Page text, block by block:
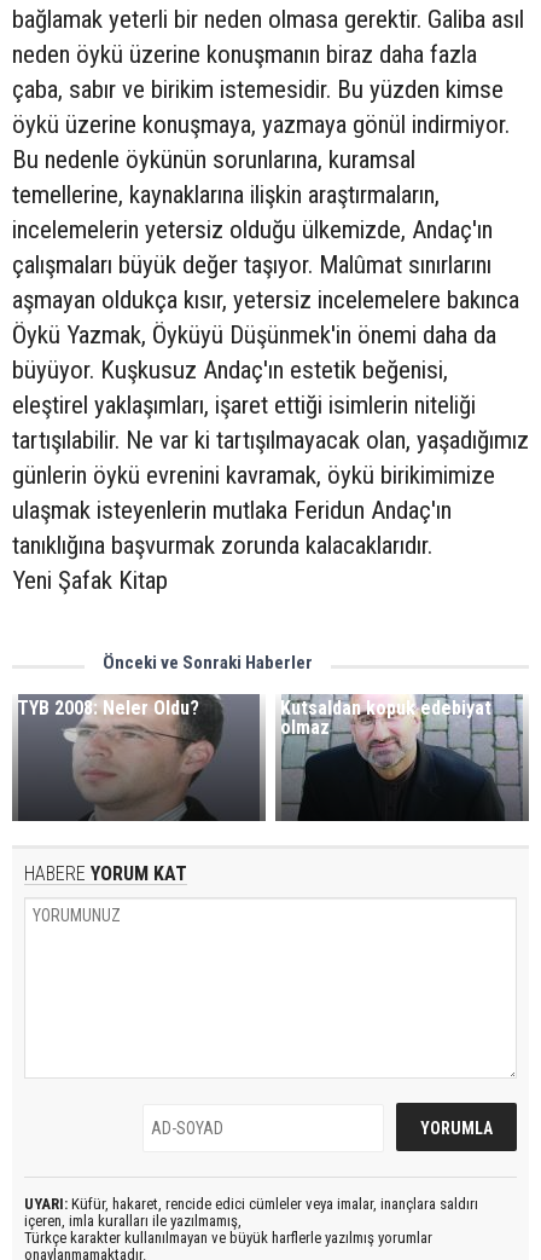
bağlamak yeterli bir neden olmasa gerektir. Galiba asıl
neden öykü üzerine konuşmanın biraz daha fazla
çaba, sabır ve birikim istemesidir. Bu yüzden kimse
öykü üzerine konuşmaya, yazmaya gönül indirmiyor.
Bu nedenle öykünün sorunlarına, kuramsal
temellerine, kaynaklarına ilişkin araştırmaların,
incelemelerin yetersiz olduğu ülkemizde, Andaç'ın
çalışmaları büyük değer taşıyor. Malûmat sınırlarını
aşmayan oldukça kısır, yetersiz incelemelere bakınca
Öykü Yazmak, Öyküyü Düşünmek'in önemi daha da
büyüyor. Kuşkusuz Andaç'ın estetik beğenisi,
eleştirel yaklaşımları, işaret ettiği isimlerin niteliği
tartışılabilir. Ne var ki tartışılmayacak olan, yaşadığımız
günlerin öykü evrenini kavramak, öykü birikimimize
ulaşmak isteyenlerin mutlaka Feridun Andaç'ın
tanıklığına başvurmak zorunda kalacaklarıdır.
Yeni Şafak Kitap
Önceki ve Sonraki Haberler
TYB 2008: Neler Oldu?
Kutsaldan kopuk edebiyat
olmaz
HABERE YORUM KAT
UYARI: Küfür, hakaret, rencide edici cümleler veya imalar, inançlara saldırı
içeren, imla kuralları ile yazılmamış,
Türkçe karakter kullanılmayan ve büyük harflerle yazılmış yorumlar
onaylanmamaktadır.